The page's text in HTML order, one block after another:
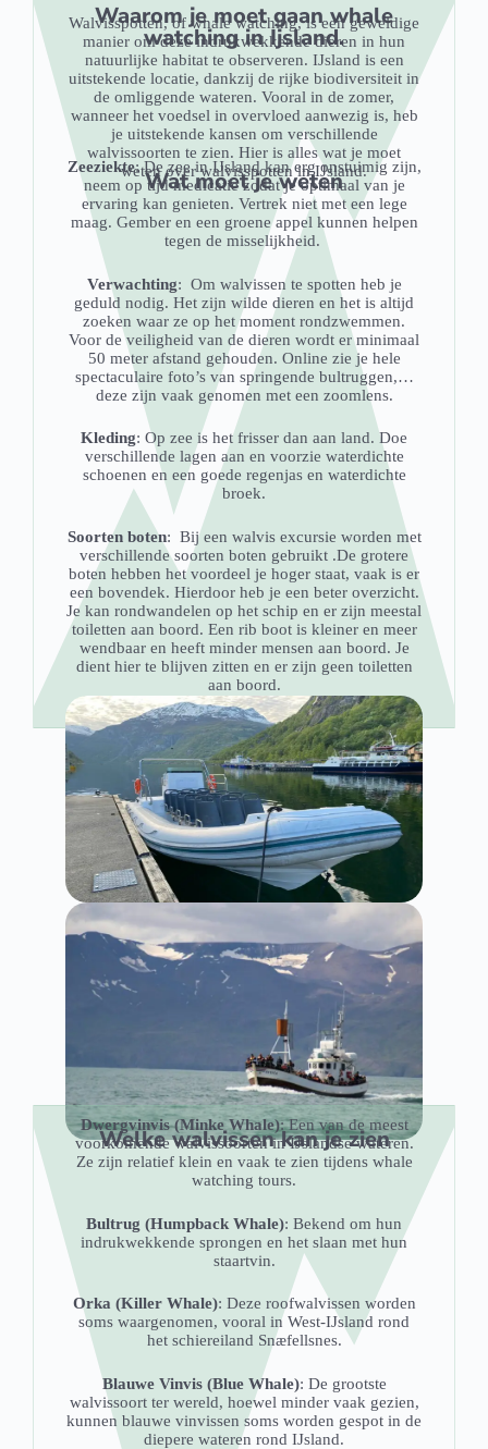
Waarom je moet gaan whale
watching in Ijsland.
Walvisspotten, of whale watching, is een geweldige
manier om deze indrukwekkende dieren in hun
natuurlijke habitat te observeren. IJsland is een
uitstekende locatie, dankzij de rijke biodiversiteit in
de omliggende wateren. Vooral in de zomer,
wanneer het voedsel in overvloed aanwezig is, heb
je uitstekende kansen om verschillende
walvissoorten te zien. Hier is alles wat je moet
weten over walvisspotten in IJsland.
Wat moet je weten
Zeeziekte: De zee in IJsland kan erg onstuimig zijn,
neem op tijd medicatie zodat je optimaal van je
ervaring kan genieten. Vertrek niet met een lege
maag. Gember en een groene appel kunnen helpen
tegen de misselijkheid.
Verwachting: Om walvissen te spotten heb je
geduld nodig. Het zijn wilde dieren en het is altijd
zoeken waar ze op het moment rondzwemmen.
Voor de veiligheid van de dieren wordt er minimaal
50 meter afstand gehouden. Online zie je hele
spectaculaire foto’s van springende bultruggen,…
deze zijn vaak genomen met een zoomlens.
Kleding: Op zee is het frisser dan aan land. Doe
verschillende lagen aan en voorzie waterdichte
schoenen en een goede regenjas en waterdichte
broek.
Soorten boten: Bij een walvis excursie worden met
verschillende soorten boten gebruikt .De grotere
boten hebben het voordeel je hoger staat, vaak is er
een bovendek. Hierdoor heb je een beter overzicht.
Je kan rondwandelen op het schip en er zijn meestal
toiletten aan boord. Een rib boot is kleiner en meer
wendbaar en heeft minder mensen aan boord. Je
dient hier te blijven zitten en er zijn geen toiletten
aan boord.
Welke walvissen kan je zien
Dwergvinvis (Minke Whale): Een van de meest
voorkomende walvissoorten in IJslandse wateren.
Ze zijn relatief klein en vaak te zien tijdens whale
watching tours.
Bultrug (Humpback Whale): Bekend om hun
indrukwekkende sprongen en het slaan met hun
staartvin.
Orka (Killer Whale): Deze roofwalvissen worden
soms waargenomen, vooral in West-IJsland rond
het schiereiland Snæfellsnes.
Blauwe Vinvis (Blue Whale): De grootste
walvissoort ter wereld, hoewel minder vaak gezien,
kunnen blauwe vinvissen soms worden gespot in de
diepere wateren rond IJsland.